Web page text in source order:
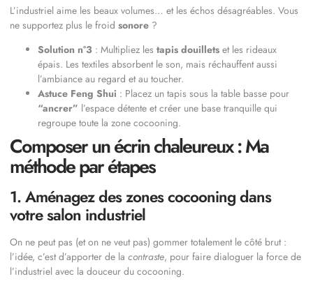
L’industriel aime les beaux volumes… et les échos désagréables. Vous
ne supportez plus le froid sonore ?
Solution n°3 : Multipliez les tapis douillets et les rideaux
épais. Les textiles absorbent le son, mais réchauffent aussi
l’ambiance au regard et au toucher.
Astuce Feng Shui : Placez un tapis sous la table basse pour
“ancrer” l’espace détente et créer une base tranquille qui
regroupe toute la zone cocooning.
Composer un écrin chaleureux : Ma
méthode par étapes
1. Aménagez des zones cocooning dans
votre salon industriel
On ne peut pas (et on ne veut pas) gommer totalement le côté brut :
l’idée, c’est d’apporter de la contraste, pour faire dialoguer la force de
l’industriel avec la douceur du cocooning.